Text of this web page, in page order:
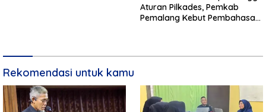
Aturan Pilkades, Pemkab
Pemalang Kebut Pembahasan
Rekomendasi untuk kamu